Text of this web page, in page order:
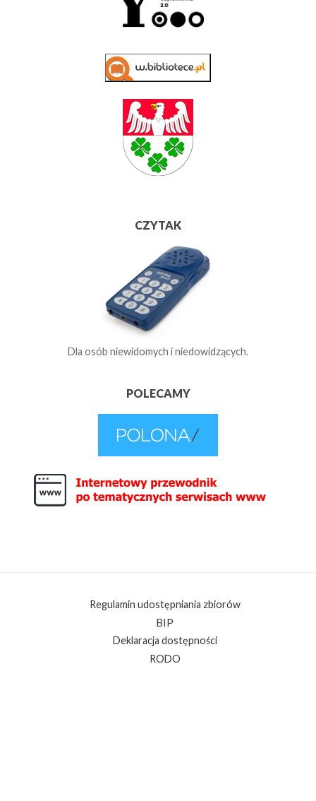
CZYTAK
Dla osób niewidomych i niedowidzących.
POLECAMY
Regulamin udostępniania zbiorów
BIP
Deklaracja dostępności
RODO